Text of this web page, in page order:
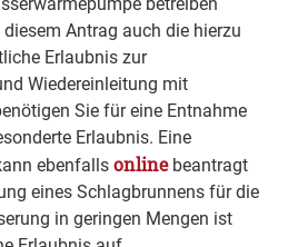
Antrag auch die hierzu
Erlaubnis zur
Wiedereinleitung mit
Sie für eine Entnahme
Erlaubnis. Eine
ebenfalls onlinebeantragt
eines Schlagbrunnens für die
in geringen Mengen ist